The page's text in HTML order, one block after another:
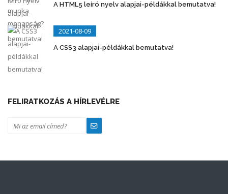
A HTML5 leíró nyelv alapjai-példákkal bemutatva!
2021-08-09
A CSS3 alapjai-példákkal bemutatva!
FELIRATKOZÁS A HÍRLEVÉLRE